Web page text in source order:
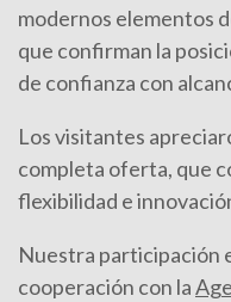
modernos elementos
que confirman la
de confianza con
Los visitantes
completa oferta, que
flexibilidad e
Nuestra participación
cooperación con la